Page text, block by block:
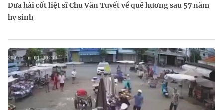
Đưa hài cốt liệt sĩ Chu Văn Tuyết về quê hương sau 57 năm
hy sinh